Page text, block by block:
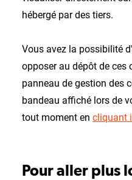
hébergé par des tiers.
Vous avez la possibilité
opposer au dépôt de ces
panneau de gestion des
bandeau affiché lors de
tout moment en cliquant
Pour aller plus